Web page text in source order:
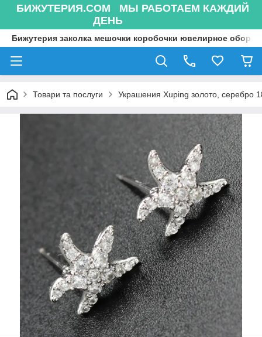
БИЖУТЕРИЯ.COM МЫ РАБОТАЕМ КАЖДИЙ
ДЕНЬ
Бижутерия заколка мешочки коробочки ювелирное
Товари та послуги Украшения Xuping золото, серебро